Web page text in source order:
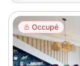
Occupé